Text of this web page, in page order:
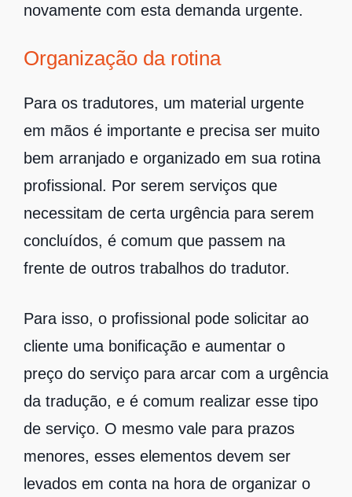
novamente com esta demanda urgente.
Organização da rotina
Para os tradutores, um material urgente
em mãos é importante e precisa ser muito
bem arranjado e organizado em sua rotina
profissional. Por serem serviços que
necessitam de certa urgência para serem
concluídos, é comum que passem na
frente de outros trabalhos do tradutor.
Para isso, o profissional pode solicitar ao
cliente uma bonificação e aumentar o
preço do serviço para arcar com a urgência
da tradução, e é comum realizar esse tipo
de serviço. O mesmo vale para prazos
menores, esses elementos devem ser
levados em conta na hora de organizar o